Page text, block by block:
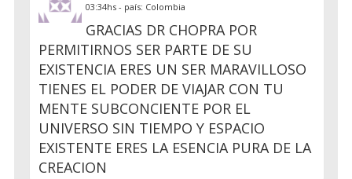
03:34hs - país: Colombia
GRACIAS DR CHOPRA POR
PERMITIRNOS SER PARTE DE SU
EXISTENCIA ERES UN SER MARAVILLOSO
TIENES EL PODER DE VIAJAR CON TU
MENTE SUBCONCIENTE POR EL
UNIVERSO SIN TIEMPO Y ESPACIO
EXISTENTE ERES LA ESENCIA PURA DE LA
CREACION